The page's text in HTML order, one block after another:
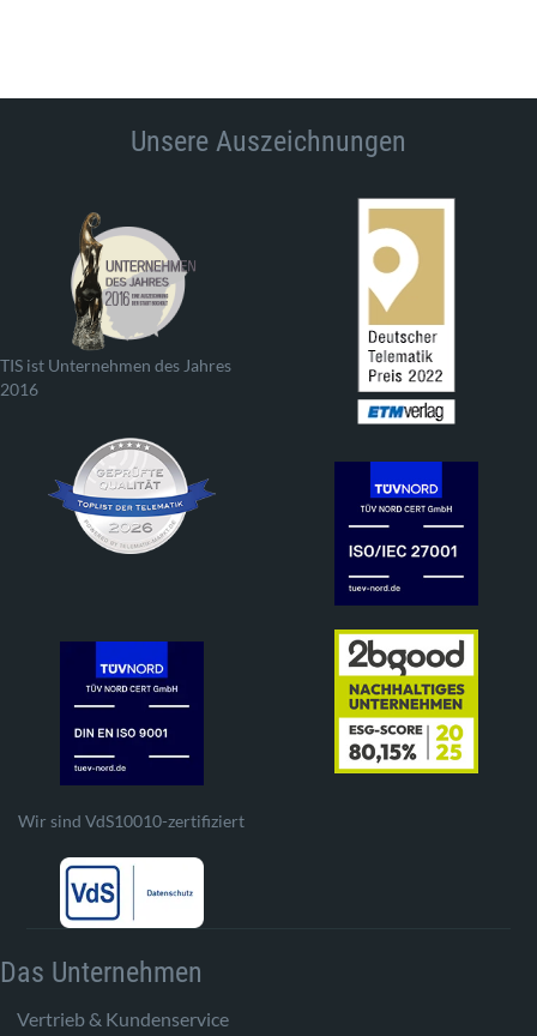
Unsere Auszeichnungen
TIS ist Unternehmen des Jahres
2016
Wir sind VdS10010-zertifiziert
Das Unternehmen
Vertrieb & Kundenservice